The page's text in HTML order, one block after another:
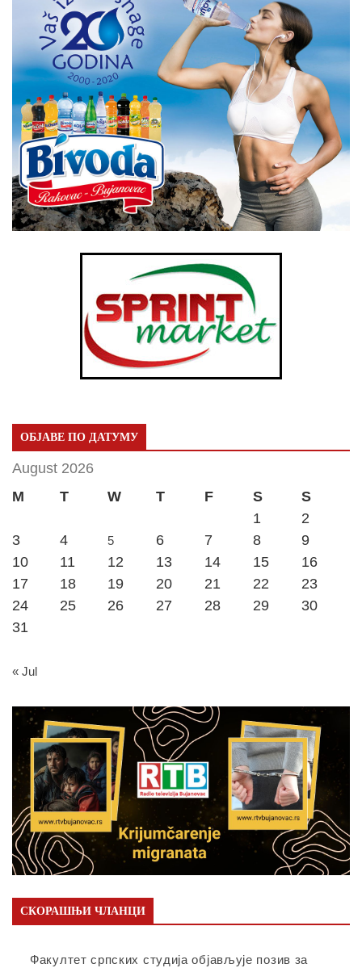
ОБЈАВЕ ПО ДАТУМУ
August 2026
M
T W T F S
S
1
2
3
4 5 6 7 8
9
10
11 12 13 14 15
16
17
18 19 20 21 22
23
24
25 26 27 28 29
30
31
« Jul
СКОРАШЊИ ЧЛАНЦИ
Факултет српских студија објављује позив за